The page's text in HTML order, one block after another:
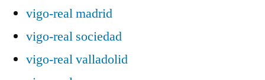
vigo-real madrid
vigo-real sociedad
vigo-real valladolid